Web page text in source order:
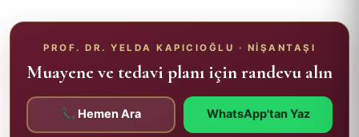
PROF. DR. YELDA KAPICIOĞLU · NİŞANTAŞI
Muayene ve tedavi planı için randevu alın
📞 Hemen Ara WhatsApp'tan Yaz